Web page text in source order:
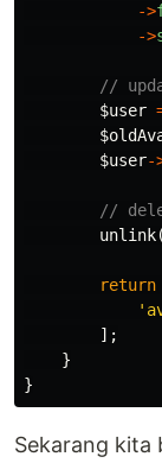
->
->
//
$user
$user-
//
unlink(
return
];
}
}
Sekarang kita